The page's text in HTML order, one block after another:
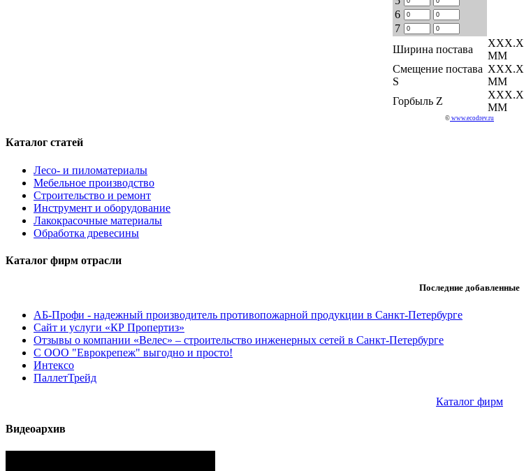
6
7
Ширина постава
ХХХ.Х
ММ
Смещение постава
S
ХХХ.Х
ММ
Горбыль Z
ХХХ.Х
ММ
© www.ecodrev.ru
Каталог статей
Лесо- и пиломатериалы
Мебельное производство
Строительство и ремонт
Инструмент и оборудование
Лакокрасочные материалы
Обработка древесины
Каталог фирм отрасли
Последние добавленные
АБ-Профи - надежный производитель противопожарной продукции в Санкт-Петербурге
Сайт и услуги «КР Пропертиз»
Отзывы о компании «Велес» – строительство инженерных сетей в Санкт-Петербурге
С ООО "Еврокрепеж" выгодно и просто!
Интексо
ПаллетТрейд
Каталог фирм
Видеоархив